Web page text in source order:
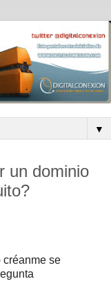
▼
un dominio
créanme se